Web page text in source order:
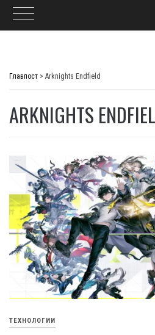
Главпост > Arknights Endfield
ARKNIGHTS
ТЕХНОЛОГИИ